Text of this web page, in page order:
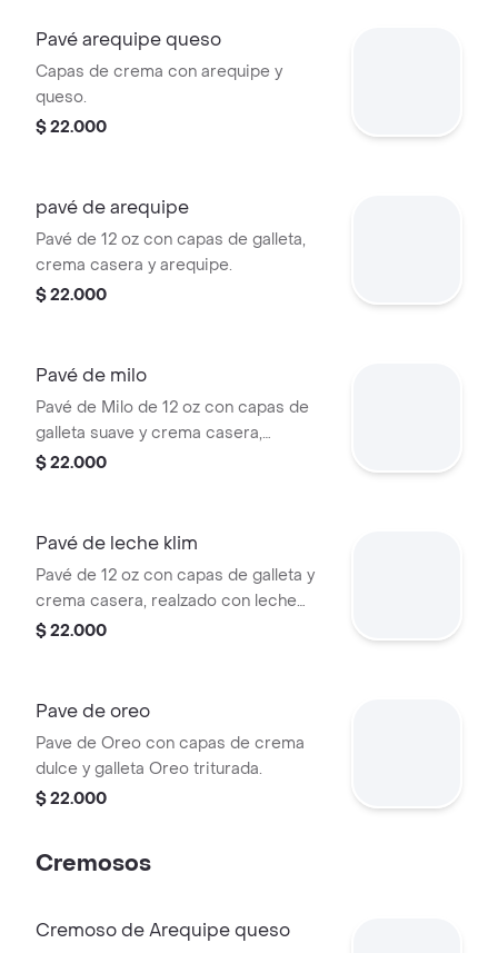
Pavé arequipe queso
Capas de crema con arequipe y
queso.
$ 22.000
pavé de arequipe
Pavé de 12 oz con capas de galleta,
crema casera y arequipe.
$ 22.000
Pavé de milo
Pavé de Milo de 12 oz con capas de
galleta suave y crema casera,
combinado con Milo.
$ 22.000
Pavé de leche klim
Pavé de 12 oz con capas de galleta y
crema casera, realzado con leche
Klim.
$ 22.000
Pave de oreo
Pave de Oreo con capas de crema
dulce y galleta Oreo triturada.
$ 22.000
Cremosos
Cremoso de Arequipe queso